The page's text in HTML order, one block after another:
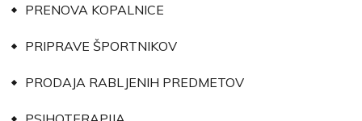
PRENOVA KOPALNICE
PRIPRAVE ŠPORTNIKOV
PRODAJA RABLJENIH PREDMETOV